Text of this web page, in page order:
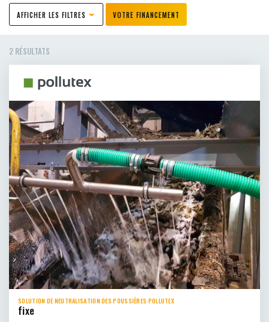
AFFICHER LES FILTRES VOTRE FINANCEMENT
2 RÉSULTATS
SOLUTION DE NEUTRALISATION DES POUSSIÈRES POLLUTEX
fixe